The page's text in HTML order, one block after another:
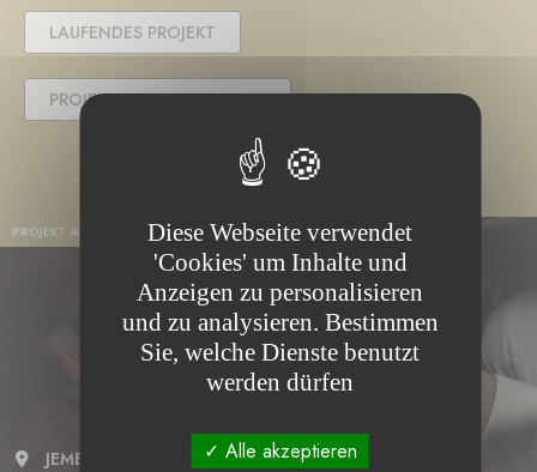
LAUFENDES PROJEKT
PROJEKT ABGESCHLOSSEN
PROJEKT ABGESCHLOSSEN
JEMEN
Diese Webseite verwendet
'Cookies' um Inhalte und
Anzeigen zu personalisieren
und zu analysieren. Bestimmen
Sie, welche Dienste benutzt
werden dürfen
Alle akzeptieren